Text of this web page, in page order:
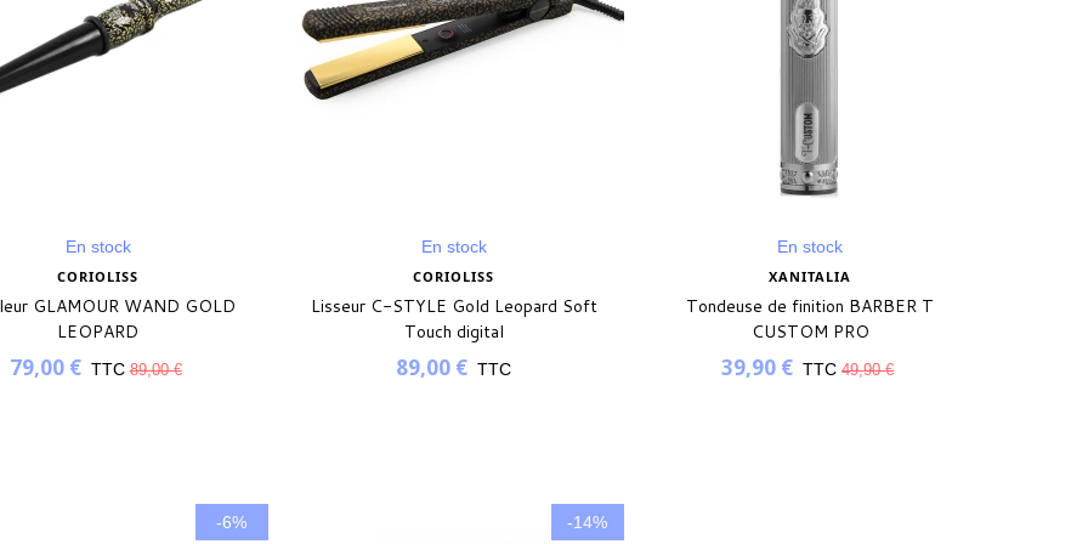
En stock
CORIOLISS
GLAMOUR WAND GOLD
LEOPARD
79,00 € TTC 89,00 €
En stock
CORIOLISS
Lisseur C-STYLE Gold Leopard Soft
Touch digital
89,00 € TTC
En stock
XANITALIA
Tondeuse de finition BARBER T
CUSTOM PRO
39,90 € TTC 49,90 €
-6% -14%